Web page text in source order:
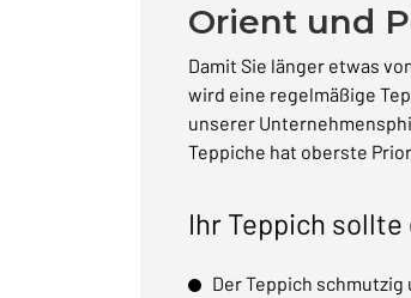
Orient und
Damit Sie länger etwas
wird eine regelmäßige
unserer
Teppiche hat oberste
Ihr Teppich
Der Teppich schmutzig